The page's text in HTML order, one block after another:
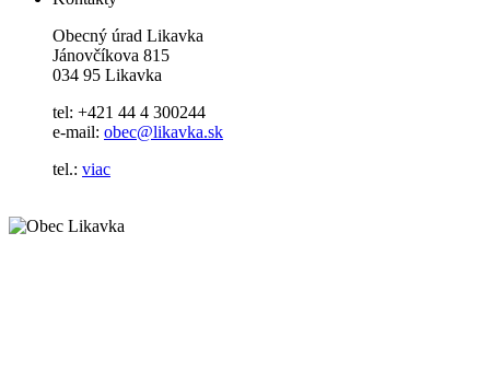
Obecný úrad Likavka
Jánovčíkova 815
034 95 Likavka
tel: +421 44 4 300244
e-mail: obec@likavka.sk
tel.: viac